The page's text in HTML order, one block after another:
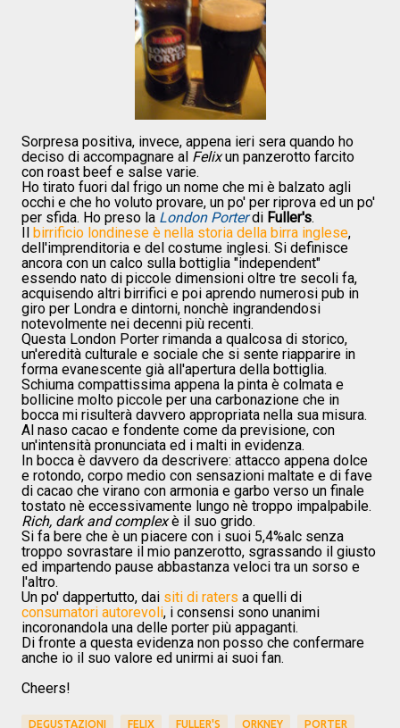
Sorpresa positiva, invece, appena ieri sera quando ho
deciso di accompagnare al Felixun panzerotto farcito
con roast beef e salse varie.
Ho tirato fuori dal frigo un nome che mi è balzato agli
occhi e che ho voluto provare, un po' per riprova ed un po'
per sfida. Ho preso la London Porterdi Fuller's.
Il birrificio londinese è nella storia della birra inglese,
dell'imprenditoria e del costume inglesi. Si definisce
ancora con un calco sulla bottiglia "independent"
essendo nato di piccole dimensioni oltre tre secoli fa,
acquisendo altri birrifici e poi aprendo numerosi pub in
giro per Londra e dintorni, nonchè ingrandendosi
notevolmente nei decenni più recenti.
Questa London Porter rimanda a qualcosa di storico,
un'eredità culturale e sociale che si sente riapparire in
forma evanescente già all'apertura della bottiglia.
Schiuma compattissima appena la pinta è colmata e
bollicine molto piccole per una carbonazione che in
bocca mi risulterà davvero appropriata nella sua misura.
Al naso cacao e fondente come da previsione, con
un'intensità pronunciata ed i malti in evidenza.
In bocca è davvero da descrivere: attacco appena dolce
e rotondo, corpo medio con sensazioni maltate e di fave
di cacao che virano con armonia e garbo verso un finale
tostato nè eccessivamente lungo nè troppo impalpabile.
Rich, dark and complexè il suo grido.
Si fa bere che è un piacere con i suoi 5,4%alc senza
troppo sovrastare il mio panzerotto, sgrassando il giusto
ed impartendo pause abbastanza veloci tra un sorso e
l'altro.
Un po' dappertutto, dai siti di raters a quelli di
consumatori autorevoli, i consensi sono unanimi
incoronandola una delle porter più appaganti.
Di fronte a questa evidenza non posso che confermare
anche io il suo valore ed unirmi ai suoi fan.
Cheers!
DEGUSTAZIONI FELIX FULLER'S ORKNEY PORTER